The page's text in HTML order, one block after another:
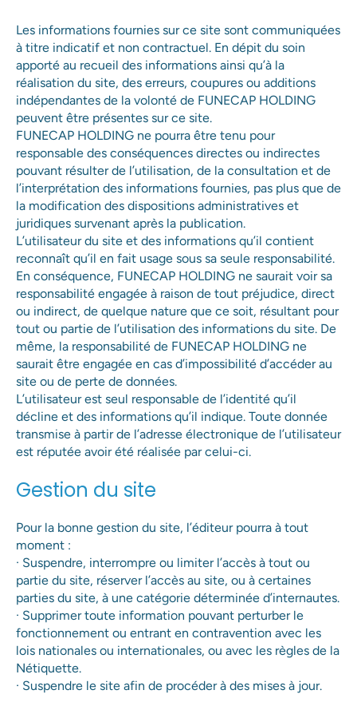
Les informations fournies sur ce site sont communiquées
à titre indicatif et non contractuel. En dépit du soin
apporté au recueil des informations ainsi qu’à la
réalisation du site, des erreurs, coupures ou additions
indépendantes de la volonté de FUNECAP HOLDING
peuvent être présentes sur ce site.
FUNECAP HOLDING ne pourra être tenu pour
responsable des conséquences directes ou indirectes
pouvant résulter de l’utilisation, de la consultation et de
l’interprétation des informations fournies, pas plus que de
la modification des dispositions administratives et
juridiques survenant après la publication.
L’utilisateur du site et des informations qu’il contient
reconnaît qu’il en fait usage sous sa seule responsabilité.
En conséquence, FUNECAP HOLDING ne saurait voir sa
responsabilité engagée à raison de tout préjudice, direct
ou indirect, de quelque nature que ce soit, résultant pour
tout ou partie de l’utilisation des informations du site. De
même, la responsabilité de FUNECAP HOLDING ne
saurait être engagée en cas d’impossibilité d’accéder au
site ou de perte de données.
L’utilisateur est seul responsable de l’identité qu’il
décline et des informations qu’il indique. Toute donnée
transmise à partir de l’adresse électronique de l’utilisateur
est réputée avoir été réalisée par celui-ci.
Gestion du site
Pour la bonne gestion du site, l’éditeur pourra à tout
moment :
· Suspendre, interrompre ou limiter l’accès à tout ou
partie du site, réserver l’accès au site, ou à certaines
parties du site, à une catégorie déterminée d’internautes.
· Supprimer toute information pouvant perturber le
fonctionnement ou entrant en contravention avec les
lois nationales ou internationales, ou avec les règles de la
Nétiquette.
· Suspendre le site afin de procéder à des mises à jour.